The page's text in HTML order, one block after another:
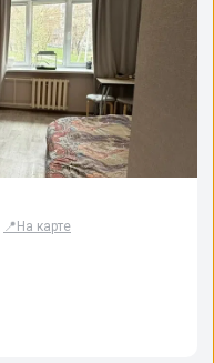
📍 На карте